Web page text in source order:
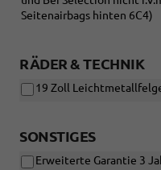
Seitenairbags hinten 6C4)
RÄDER & TECHNIK
19 Zoll
SONSTIGES
Erweiterte Garantie 3